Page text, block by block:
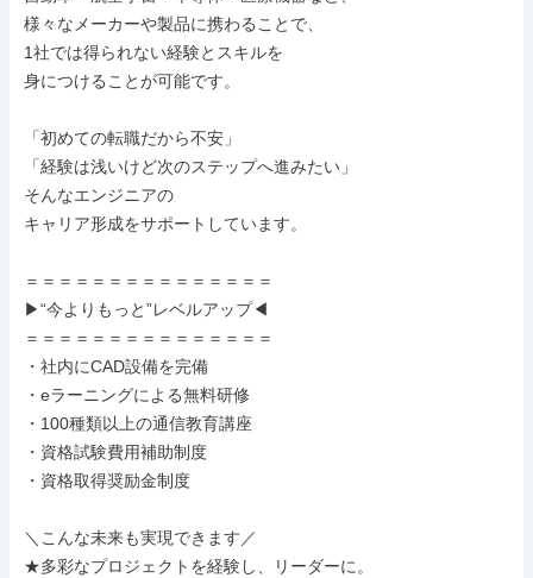
様々なメーカーや製品に携わることで、
1社では得られない経験とスキルを
身につけることが可能です。
「初めての転職だから不安」
「経験は浅いけど次のステップへ進みたい」
そんなエンジニアの
キャリア形成をサポートしています。
＝＝＝＝＝＝＝＝＝＝＝＝＝＝＝
▶“今よりもっと”レベルアップ◀
＝＝＝＝＝＝＝＝＝＝＝＝＝＝＝
・社内にCAD設備を完備
・eラーニングによる無料研修
・100種類以上の通信教育講座
・資格試験費用補助制度
・資格取得奨励金制度
＼こんな未来も実現できます／
★多彩なプロジェクトを経験し、リーダーに。